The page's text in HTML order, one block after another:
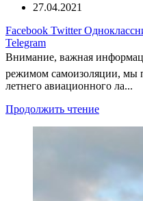
27.04.2021
Facebook Twitter
Telegram
Внимание, важная
режимом самоизоляции, мы
летнего авиационного ла...
Продолжить чтение